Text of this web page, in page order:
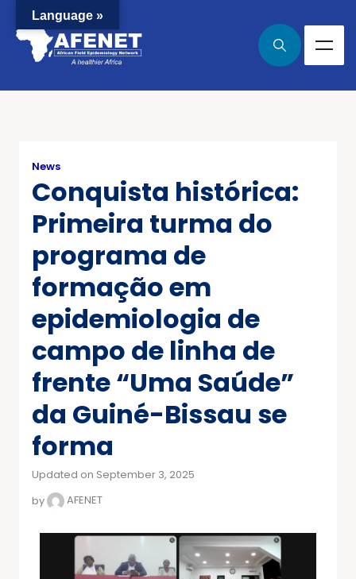
News
Conquista histórica:
Primeira turma do
programa de
formação em
epidemiologia de
campo de linha de
frente “Uma Saúde”
da Guiné-Bissau se
forma
Updated on September 3, 2025
by
AFENET
Language »